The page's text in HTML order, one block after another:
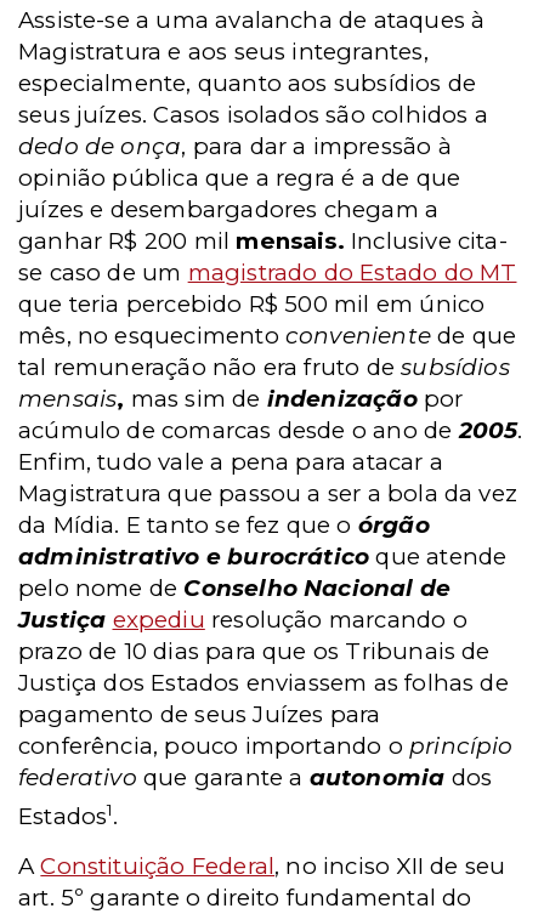
Assiste-se a uma avalancha de ataques à
Magistratura e aos seus integrantes,
especialmente, quanto aos subsídios de
seus juízes. Casos isolados são colhidos a
dedo de onça, para dar a impressão à
opinião pública que a regra é a de que
juízes e desembargadores chegam a
ganhar R$ 200 mil mensais. Inclusive cita-
se caso de um magistrado do Estado do MT
que teria percebido R$ 500 mil em único
mês, no esquecimento convenientede que
tal remuneração não era fruto desubsídios
mensais, mas sim de indenizaçãopor
acúmulo de comarcas desde o ano de2005.
Enfim, tudo vale a pena para atacar a
Magistratura que passou a ser a bola da vez
da Mídia. E tanto se fez que o órgão
administrativo e burocrático que atende
pelo nome de Conselho Nacional de
Justiça expediu resolução marcando o
prazo de 10 dias para que os Tribunais de
Justiça dos Estados enviassem as folhas de
pagamento de seus Juízes para
conferência, pouco importando o princípio
federativo que garante a autonomia dos
Estados1.
AConstituição Federal, no inciso XII de seu
art. 5º garante o direito fundamental do